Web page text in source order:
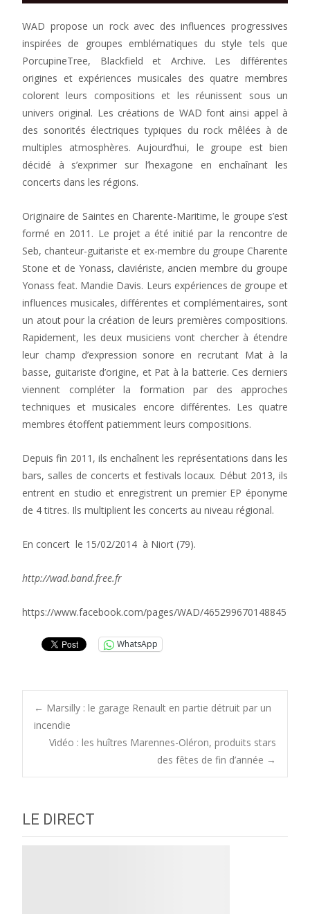
audio
WAD propose un rock avec des influences progressives
inspirées de groupes emblématiques du style tels que
PorcupineTree, Blackfield et Archive. Les différentes
origines et expériences musicales des quatre membres
colorent leurs compositions et les réunissent sous un
univers original. Les créations de WAD font ainsi appel à
des sonorités électriques typiques du rock mêlées à de
multiples atmosphères. Aujourd’hui, le groupe est bien
décidé à s’exprimer sur l’hexagone en enchaînant les
concerts dans les régions.
Originaire de Saintes en Charente-Maritime, le groupe s’est
formé en 2011. Le projet a été initié par la rencontre de
Seb, chanteur-guitariste et ex-membre du groupe Charente
Stone et de Yonass, claviériste, ancien membre du groupe
Yonass feat. Mandie Davis. Leurs expériences de groupe et
influences musicales, différentes et complémentaires, sont
un atout pour la création de leurs premières compositions.
Rapidement, les deux musiciens vont chercher à étendre
leur champ d’expression sonore en recrutant Mat à la
basse, guitariste d’origine, et Pat à la batterie. Ces derniers
viennent compléter la formation par des approches
techniques et musicales encore différentes. Les quatre
membres étoffent patiemment leurs compositions.
Depuis fin 2011, ils enchaînent les représentations dans les
bars, salles de concerts et festivals locaux. Début 2013, ils
entrent en studio et enregistrent un premier EP éponyme
de 4 titres. Ils multiplient les concerts au niveau régional.
En concert le 15/02/2014 à Niort (79).
http://wad.band.free.fr
https://www.facebook.com/pages/WAD/465299670148845
WhatsApp
Post
navigation
← Marsilly : le garage Renault en partie détruit par un
incendie
Vidéo : les huîtres Marennes-Oléron, produits stars
des fêtes de fin d’année →
LE DIRECT